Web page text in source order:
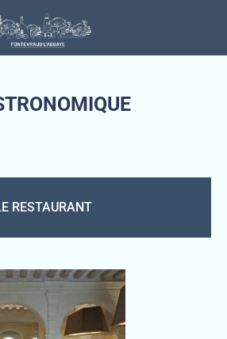
RESTAURANT